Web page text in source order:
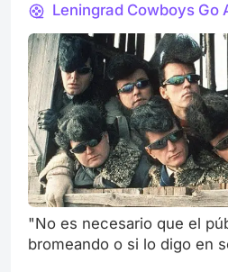
Leningrad Cowboys Go
"No es necesario que el
bromeando o si lo digo en